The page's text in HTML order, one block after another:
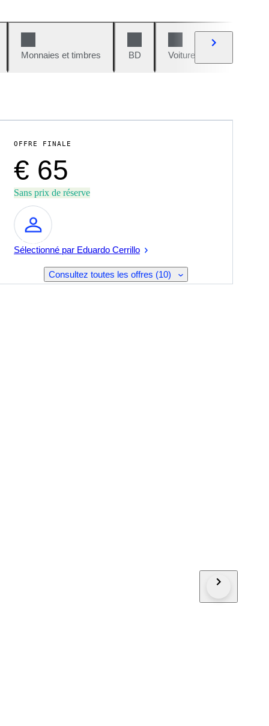
Monnaies et timbres BD Voitures et motos
OFFRE FINALE
€ 65
Sans prix de réserve
Expert
Sélectionné par Eduardo Cerrillo
Consultez toutes les offres (10)